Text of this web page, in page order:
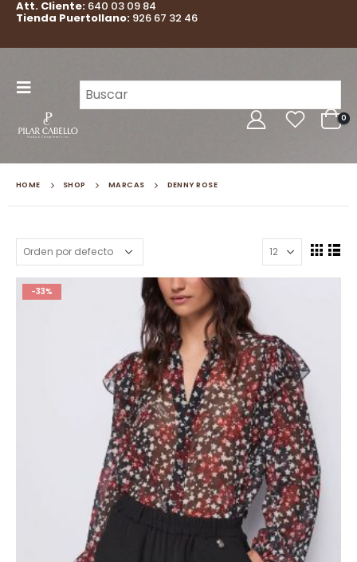
Att. Cliente: 640 03 09 84
Tienda Puertollano: 926 67 32 46
0
HOME SHOP MARCAS DENNY ROSE
-33%